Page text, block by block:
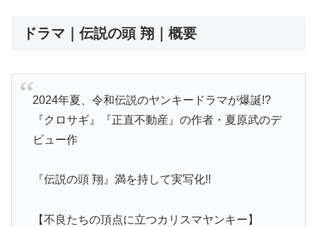
ドラマ｜伝説の頭 翔｜概要
2024年夏、令和伝説のヤンキードラマが爆誕!?
『クロサギ』『正直不動産』の作者・夏原武のデ
ビュー作
『伝説の頭 翔』満を持して実写化!!
【不良たちの頂点に立つカリスマヤンキー】